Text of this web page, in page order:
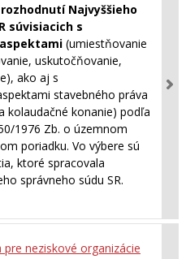
Najvyššieho
súvisiacich s
(umiestňovanie
uskutočňovanie,
ako aj s
stavebného práva
kolaudačné konanie) podľa
1976 Zb. o územnom
poriadku. Vo výbere sú
ktoré spracovala
správneho súdu SR.
neziskové organizácie